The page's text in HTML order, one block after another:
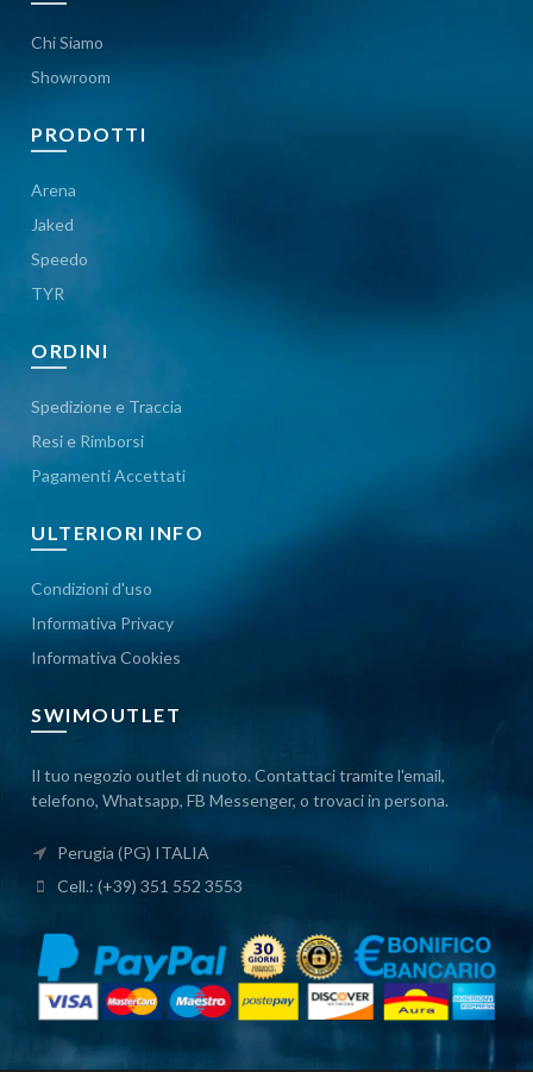
Chi Siamo
Showroom
PRODOTTI
Arena
Jaked
Speedo
TYR
ORDINI
Spedizione e Traccia
Resi e Rimborsi
Pagamenti Accettati
ULTERIORI INFO
Condizioni d'uso
Informativa Privacy
Informativa Cookies
SWIMOUTLET
Il tuo negozio outlet di nuoto. Contattaci tramite l'email,
telefono, Whatsapp, FB Messenger, o trovaci in persona.
Perugia (PG) ITALIA
Cell.: (+39) 351 552 3553